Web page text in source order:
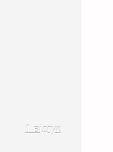
1 відгук